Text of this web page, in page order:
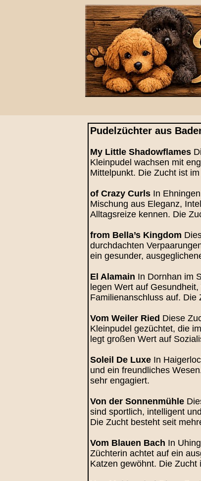
Pudelzüchter aus
My Little Shadowflames
Kleinpudel wachsen mit
Mittelpunkt. Die Zucht ist
of Crazy Curls In
Mischung aus Eleganz,
Alltagsreize kennen. Die
from Bella’s Kingdom
durchdachten
ein gesunder,
El Alamain In Dornhan im
legen Wert auf
Familienanschluss auf. Die
Vom Weiler Ried Diese
Kleinpudel gezüchtet, die
legt großen Wert auf
Soleil De Luxe In
und ein freundliches
sehr engagiert.
Von der Sonnenmühle
sind sportlich, intelligent
Die Zucht besteht seit
Vom Blauen Bach In
Züchterin achtet auf ein
Katzen gewöhnt. Die Zucht